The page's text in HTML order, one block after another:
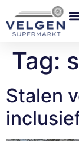
Tag:
Stalen